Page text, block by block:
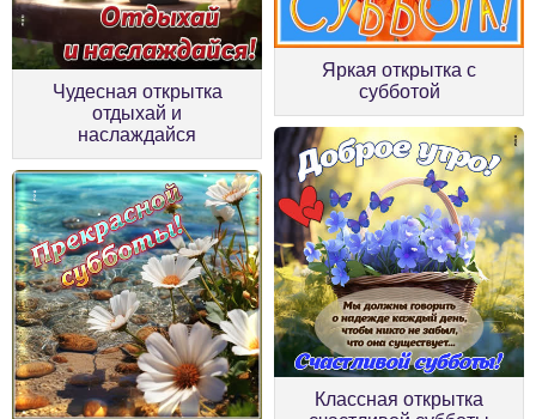
Чудесная открытка
отдыхай и
наслаждайся
Яркая открытка с
субботой
Классная открытка